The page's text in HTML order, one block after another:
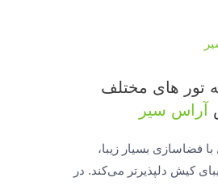
تور های مختلف
آراس سیر
این هتل با فضاسازی بسیار زیبا،
کیش دلپذیرتر می‌کند. در